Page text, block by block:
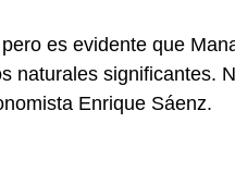
es evidente que
naturales significantes.
Enrique Sáenz.